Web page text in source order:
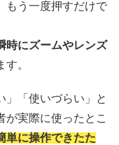
もう一度押すだけで
時にズームやレンズ
す。
」「使いづらい」と
が実際に使ったとこ
単に操作できたた